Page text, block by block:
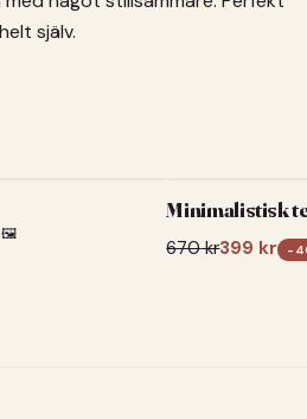
själv.
🖼️
Minimalistisk
670kr399 kr -